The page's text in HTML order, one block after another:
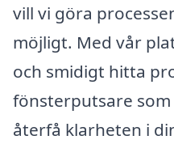
vill vi göra
möjligt. Med vår
och smidigt hitta
fönsterputsare
återfå klarheten i